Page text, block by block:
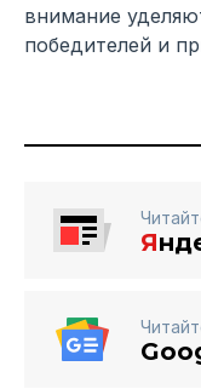
внимание
победителей и
Я